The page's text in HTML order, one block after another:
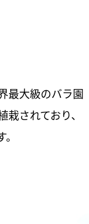
最大級のバラ園
されており、